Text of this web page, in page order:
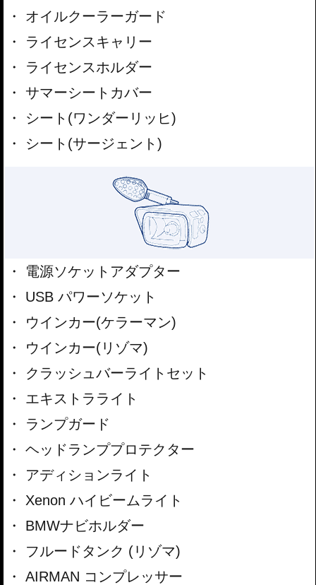
オイルクーラーガード
ライセンスキャリー
ライセンスホルダー
サマーシートカバー
シート(ワンダーリッヒ)
シート(サージェント)
電源ソケットアダプター
USB パワーソケット
ウインカー(ケラーマン)
ウインカー(リゾマ)
クラッシュバーライトセット
エキストラライト
ランプガード
ヘッドランププロテクター
アディションライト
Xenon ハイビームライト
BMWナビホルダー
フルードタンク (リゾマ)
AIRMAN コンプレッサー